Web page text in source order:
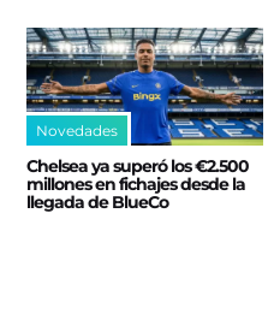
Novedades
Chelsea ya superó los €2.500
millones en fichajes desde la
llegada de BlueCo